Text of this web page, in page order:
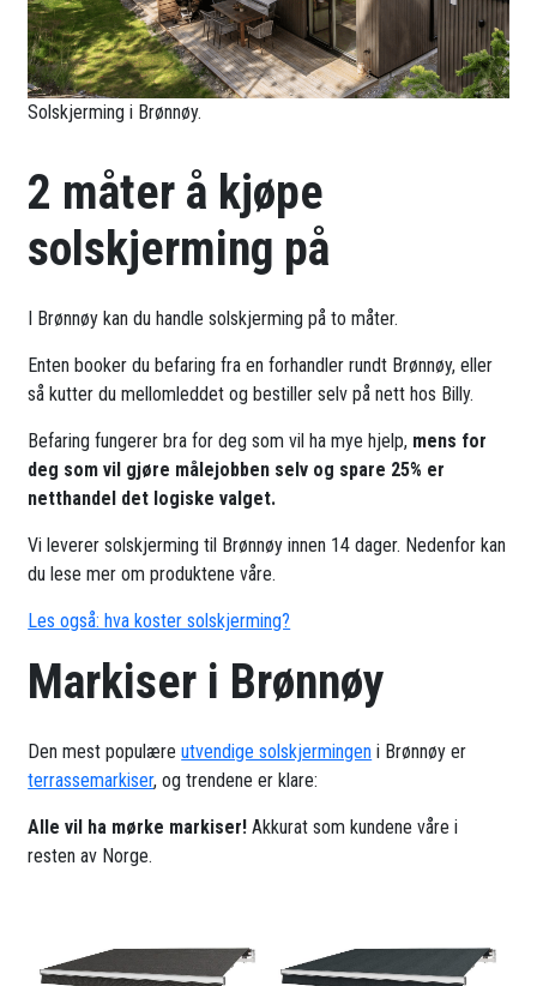
Solskjerming i Brønnøy.
2 måter å kjøpe
solskjerming på
I Brønnøy kan du handle solskjerming på to måter.
Enten booker du befaring fra en forhandler rundt Brønnøy, eller
så kutter du mellomleddet og bestiller selv på nett hos Billy.
Befaring fungerer bra for deg som vil ha mye hjelp, mens for
deg som vil gjøre målejobben selv og spare 25% er
netthandel det logiske valget.
Vi leverer solskjerming til Brønnøy innen 14 dager. Nedenfor kan
du lese mer om produktene våre.
Les også: hva koster solskjerming?
Markiser i Brønnøy
Den mest populæreutvendige solskjermingen i Brønnøy er
terrassemarkiser, og trendene er klare:
Alle vil ha mørke markiser! Akkurat som kundene våre i
resten av Norge.